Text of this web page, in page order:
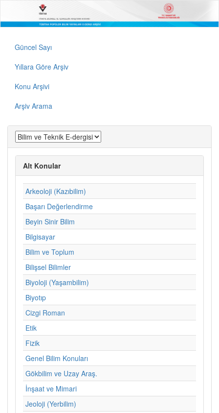
Güncel Sayı
Yıllara Göre Arşiv
Konu Arşivi
Arşiv Arama
Alt Konular
Arkeoloji (Kazıbilim)
Başarı Değerlendirme
Beyin Sinir Bilim
Bilgisayar
Bilim ve Toplum
Bilişsel Bilimler
Biyoloji (Yaşambilim)
Biyotıp
Cizgi Roman
Etik
Fizik
Genel Bilim Konuları
Gökbilim ve Uzay Araş.
İnşaat ve Mimari
Jeoloji (Yerbilim)